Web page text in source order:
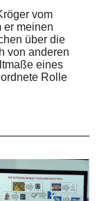
vom
er meinen
über die
von anderen
eines
Rolle